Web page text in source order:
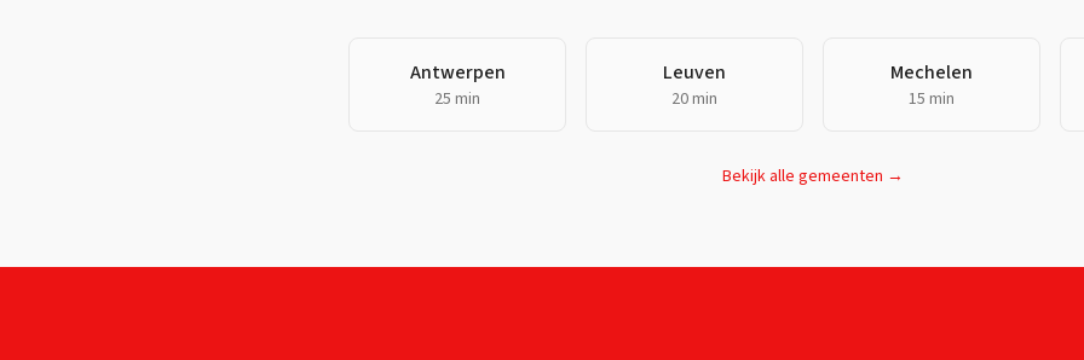
Antwerpen
25 min
Leuven
20 min
Mechelen
15 min
Bekijk alle gemeenten →